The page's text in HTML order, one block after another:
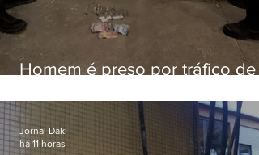
Homem é preso por tráfico de
Jornal Daki
há 11 horas